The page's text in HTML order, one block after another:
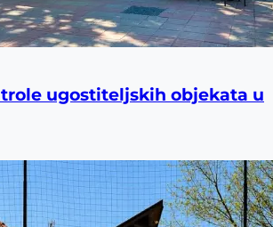
ugostiteljskih objekata u